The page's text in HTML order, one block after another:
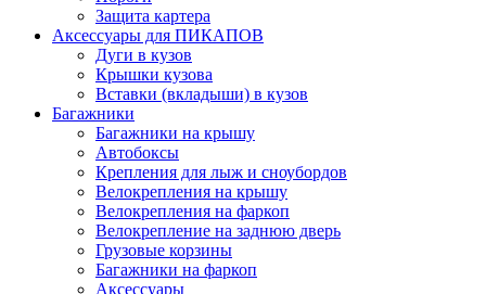
Защита картера
Аксессуары для ПИКАПОВ
Дуги в кузов
Крышки кузова
Вставки (вкладыши) в кузов
Багажники
Багажники на крышу
Автобоксы
Крепления для лыж и сноубордов
Велокрепления на крышу
Велокрепления на фаркоп
Велокрепление на заднюю дверь
Грузовые корзины
Багажники на фаркоп
Аксессуары